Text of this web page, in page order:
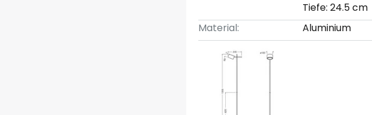
Tiefe: 24.5 cm
Material:
Aluminium